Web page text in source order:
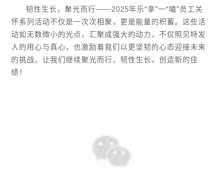
韧性生长，聚光而行——2025年乐“享”一“嗑”员工关
怀系列活动不仅是一次次相聚，更是能量的积蓄。这些活
动如无数微小的光点，汇聚成强大的动力， 不仅照见特发
人的用心与真心，也激励着我们以更坚韧的心态迎接未来
的挑战。让我们继续聚光而行，韧性生长，创造新的佳
绩！